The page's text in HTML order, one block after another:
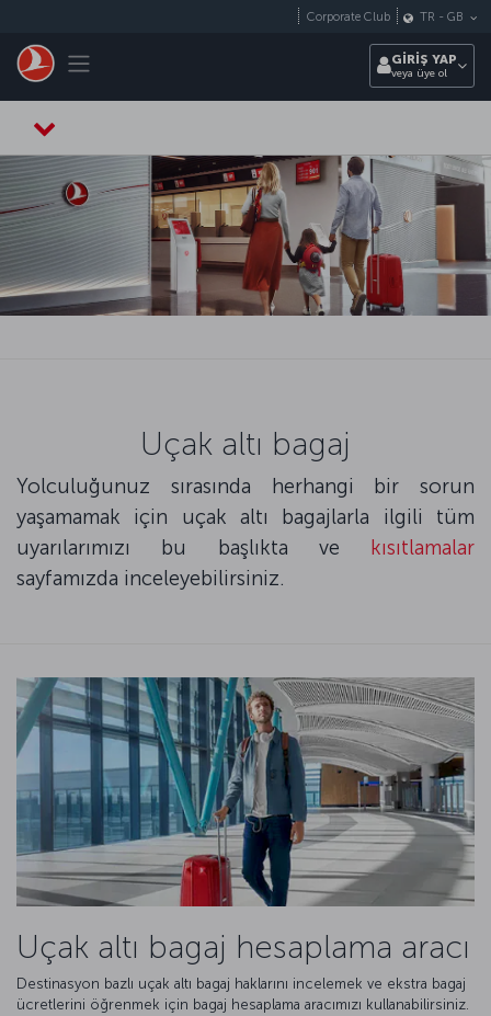
Toggle navigation
Corporate Club TR - GB
GİRİŞ YAP
veya üye ol
Uçak altı bagaj
Yolculuğunuz sırasında herhangi bir sorun
yaşamamak için uçak altı bagajlarla ilgili tüm
uyarılarımızı bu başlıkta ve kısıtlamalar
sayfamızda inceleyebilirsiniz.
Uçak altı bagaj hesaplama aracı
Destinasyon bazlı uçak altı bagaj haklarını incelemek ve ekstra bagaj
ücretlerini öğrenmek için bagaj hesaplama aracımızı kullanabilirsiniz.